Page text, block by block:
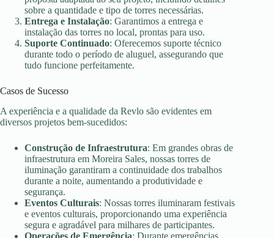
sobre a quantidade e tipo de torres necessárias.
Entrega e Instalação: Garantimos a entrega e
instalação das torres no local, prontas para uso.
Suporte Continuado: Oferecemos suporte técnico
durante todo o período de aluguel, assegurando que
tudo funcione perfeitamente.
Casos de Sucesso
A experiência e a qualidade da Revlo são evidentes em
diversos projetos bem-sucedidos:
Construção de Infraestrutura: Em grandes obras de
infraestrutura em Moreira Sales, nossas torres de
iluminação garantiram a continuidade dos trabalhos
durante a noite, aumentando a produtividade e
segurança.
Eventos Culturais: Nossas torres iluminaram festivais
e eventos culturais, proporcionando uma experiência
segura e agradável para milhares de participantes.
Operações de Emergência: Durante emergências,